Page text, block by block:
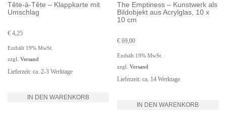
Tête-à-Tête – Klappkarte mit
Umschlag
€ 4,25
Enthält 19% MwSt.
zzgl. Versand
Lieferzeit: ca. 2-3 Werktage
IN DEN WARENKORB
The Emptiness – Kunstwerk als
Bildobjekt aus Acrylglas, 10 x
10 cm
€ 69,00
Enthält 19% MwSt.
zzgl.Versand
Lieferzeit: ca. 14 Werktage
IN DEN WARENKORB